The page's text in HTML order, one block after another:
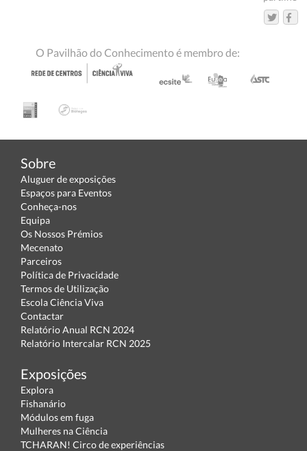
O Pavilhão do Conhecimento é membro de:
Sobre
Aluguer de exposições
Espaços para Eventos
Conheça-nos
Equipa
Os Nossos Prémios
Mecenato
Parceiros
Política de Privacidade
Termos de Utilização
Escola Ciência Viva
Contactar
Relatório Anual RCN 2024
Relatório Intercalar RCN 2025
Exposições
Explora
Fishanário
Módulos em fuga
Mulheres na Ciência
TCHARAN! Circo de experiências